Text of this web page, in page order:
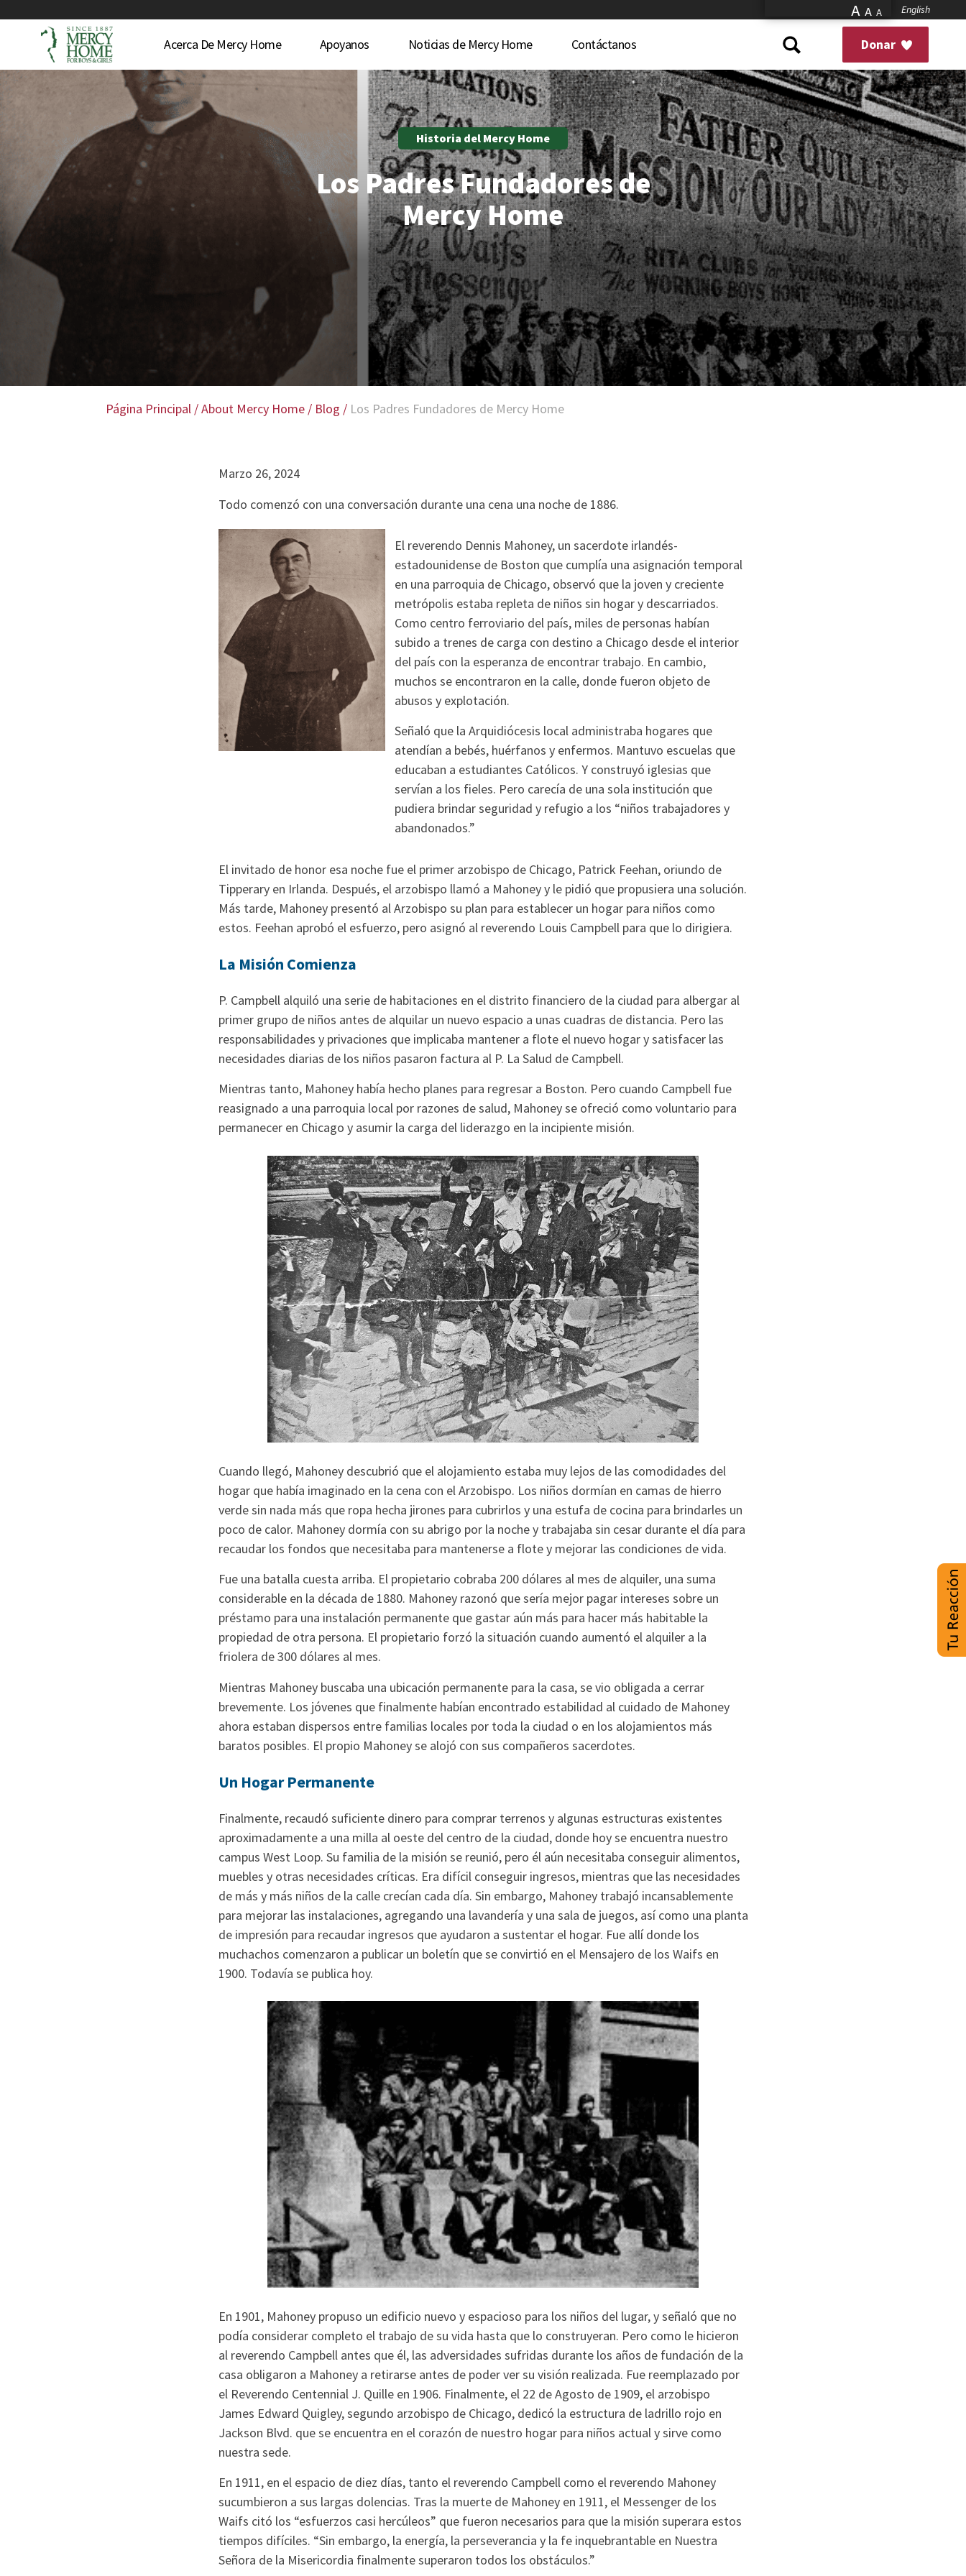
A A A English
Donar
Acerca De Mercy Home Apoyanos Noticias de Mercy Home Contáctanos
Historia del Mercy Home
Los Padres Fundadores de
Mercy Home
Página Principal /About Mercy Home / Blog / Los Padres Fundadores de Mercy Home
Marzo 26, 2024
Todo comenzó con una conversación durante una cena una noche de 1886.
El reverendo Dennis Mahoney, un sacerdote irlandés-
estadounidense de Boston que cumplía una asignación temporal
en una parroquia de Chicago, observó que la joven y creciente
metrópolis estaba repleta de niños sin hogar y descarriados.
Como centro ferroviario del país, miles de personas habían
subido a trenes de carga con destino a Chicago desde el interior
del país con la esperanza de encontrar trabajo. En cambio,
muchos se encontraron en la calle, donde fueron objeto de
abusos y explotación.
Señaló que la Arquidiócesis local administraba hogares que
atendían a bebés, huérfanos y enfermos. Mantuvo escuelas que
educaban a estudiantes Católicos. Y construyó iglesias que
servían a los fieles. Pero carecía de una sola institución que
pudiera brindar seguridad y refugio a los “niños trabajadores y
abandonados.”
El invitado de honor esa noche fue el primer arzobispo de Chicago, Patrick Feehan, oriundo de
Tipperary en Irlanda. Después, el arzobispo llamó a Mahoney y le pidió que propusiera una solución.
Más tarde, Mahoney presentó al Arzobispo su plan para establecer un hogar para niños como
estos. Feehan aprobó el esfuerzo, pero asignó al reverendo Louis Campbell para que lo dirigiera.
La Misión Comienza
P. Campbell alquiló una serie de habitaciones en el distrito financiero de la ciudad para albergar al
primer grupo de niños antes de alquilar un nuevo espacio a unas cuadras de distancia. Pero las
responsabilidades y privaciones que implicaba mantener a flote el nuevo hogar y satisfacer las
necesidades diarias de los niños pasaron factura al P. La Salud de Campbell.
Mientras tanto, Mahoney había hecho planes para regresar a Boston. Pero cuando Campbell fue
reasignado a una parroquia local por razones de salud, Mahoney se ofreció como voluntario para
permanecer en Chicago y asumir la carga del liderazgo en la incipiente misión.
Cuando llegó, Mahoney descubrió que el alojamiento estaba muy lejos de las comodidades del
hogar que había imaginado en la cena con el Arzobispo. Los niños dormían en camas de hierro
verde sin nada más que ropa hecha jirones para cubrirlos y una estufa de cocina para brindarles un
poco de calor. Mahoney dormía con su abrigo por la noche y trabajaba sin cesar durante el día para
recaudar los fondos que necesitaba para mantenerse a flote y mejorar las condiciones de vida.
Fue una batalla cuesta arriba. El propietario cobraba 200 dólares al mes de alquiler, una suma
considerable en la década de 1880. Mahoney razonó que sería mejor pagar intereses sobre un
préstamo para una instalación permanente que gastar aún más para hacer más habitable la
propiedad de otra persona. El propietario forzó la situación cuando aumentó el alquiler a la
friolera de 300 dólares al mes.
Mientras Mahoney buscaba una ubicación permanente para la casa, se vio obligada a cerrar
brevemente. Los jóvenes que finalmente habían encontrado estabilidad al cuidado de Mahoney
ahora estaban dispersos entre familias locales por toda la ciudad o en los alojamientos más
baratos posibles. El propio Mahoney se alojó con sus compañeros sacerdotes.
Un Hogar Permanente
Finalmente, recaudó suficiente dinero para comprar terrenos y algunas estructuras existentes
aproximadamente a una milla al oeste del centro de la ciudad, donde hoy se encuentra nuestro
campus West Loop. Su familia de la misión se reunió, pero él aún necesitaba conseguir alimentos,
muebles y otras necesidades críticas. Era difícil conseguir ingresos, mientras que las necesidades
de más y más niños de la calle crecían cada día. Sin embargo, Mahoney trabajó incansablemente
para mejorar las instalaciones, agregando una lavandería y una sala de juegos, así como una planta
de impresión para recaudar ingresos que ayudaron a sustentar el hogar. Fue allí donde los
muchachos comenzaron a publicar un boletín que se convirtió en el Mensajero de los Waifs en
1900. Todavía se publica hoy.
En 1901, Mahoney propuso un edificio nuevo y espacioso para los niños del lugar, y señaló que no
podía considerar completo el trabajo de su vida hasta que lo construyeran. Pero como le hicieron
al reverendo Campbell antes que él, las adversidades sufridas durante los años de fundación de la
casa obligaron a Mahoney a retirarse antes de poder ver su visión realizada. Fue reemplazado por
el Reverendo Centennial J. Quille en 1906. Finalmente, el 22 de Agosto de 1909, el arzobispo
James Edward Quigley, segundo arzobispo de Chicago, dedicó la estructura de ladrillo rojo en
Jackson Blvd. que se encuentra en el corazón de nuestro hogar para niños actual y sirve como
nuestra sede.
En 1911, en el espacio de diez días, tanto el reverendo Campbell como el reverendo Mahoney
sucumbieron a sus largas dolencias. Tras la muerte de Mahoney en 1911, el Messenger de los
Waifs citó los “esfuerzos casi hercúleos” que fueron necesarios para que la misión superara estos
tiempos difíciles. “Sin embargo, la energía, la perseverancia y la fe inquebrantable en Nuestra
Señora de la Misericordia finalmente superaron todos los obstáculos.”